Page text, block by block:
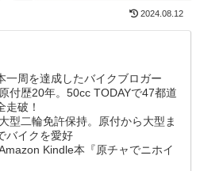
2024.08.12
一周を達成したバイクブロガー
原付歴20年。50cc TODAYで47都道
走破！
型二輪免許保持。原付から大型ま
バイクを愛好
Amazon Kindle本『原チャでニホイ